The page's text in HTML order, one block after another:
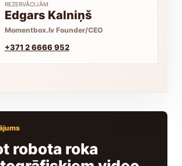
REZERVĀCIJĀM
Edgars Kalniņš
Momentbox.lv Founder/CEO
+371 2 6666 952
robota roka